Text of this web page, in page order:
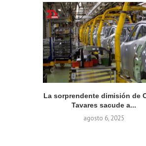
La sorprendente dimisión de
Tavares sacude a...
agosto 6, 2025